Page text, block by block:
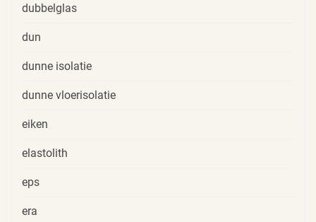
dubbelglas
dun
dunne isolatie
dunne vloerisolatie
eiken
elastolith
eps
era